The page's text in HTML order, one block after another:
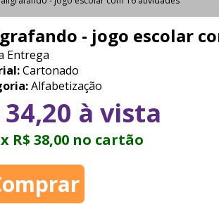
- jogo escolar
Entrega
Cartonado
Alfabetização
34,20 à vista
R$ 38,00 no cartão